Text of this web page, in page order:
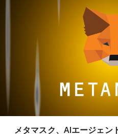
メタマスク、AIエージェ